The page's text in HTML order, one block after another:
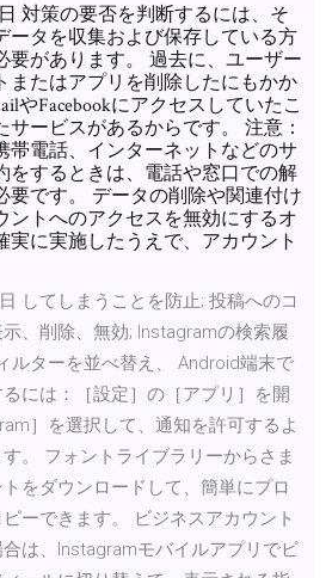
対策の要否を判断するには、そ
ータを収集および保存している方
要があります。 過去に、ユーザー
またはアプリを削除したにもかか
やFacebookにアクセスしていたこ
サービスがあるからです。 注意：
帯電話、インターネットなどのサ
をするときは、電話や窓口での解
要です。 データの削除や関連付け
ントへのアクセスを無効にするオ
実に実施したうえで、アカウント
してしまうことを防止; 投稿へのコ
、削除、無効; Instagramの検索履
ルターを並べ替え、 Android端末で
には：［設定］の［アプリ］を開
］を選択して、通知を許可するよ
。 フォントライブラリーからさま
をダウンロードして、簡単にプロ
ーできます。 ビジネスアカウント
は、Instagramモバイルアプリでビ